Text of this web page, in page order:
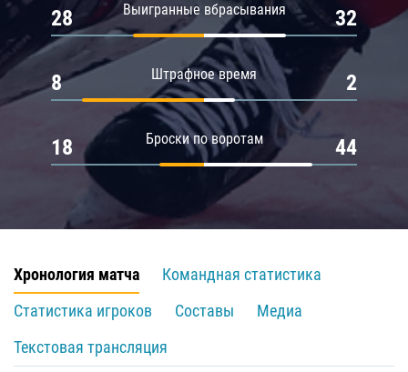
Выигранные вбрасывания
28 32
Штрафное время
8 2
Броски по воротам
18 44
Хронология матча
Командная статистика
Статистика игроков
Составы
Медиа
Текстовая трансляция